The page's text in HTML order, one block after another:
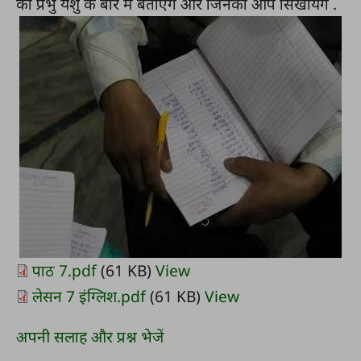
पाठ 7.pdf(61 KB) View
लेसन 7 इंग्लिश.pdf(61 KB) View
अपनी सलाह और प्रश्न भेजें